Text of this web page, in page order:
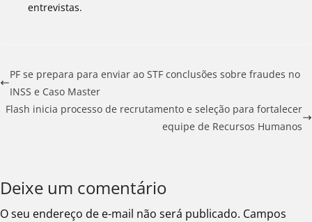
entrevistas.
PF se prepara para enviar ao STF conclusões sobre fraudes no
INSS e Caso Master
Flash inicia processo de recrutamento e seleção para fortalecer
equipe de Recursos Humanos
Deixe um comentário
O seu endereço de e-mail não será publicado. Campos